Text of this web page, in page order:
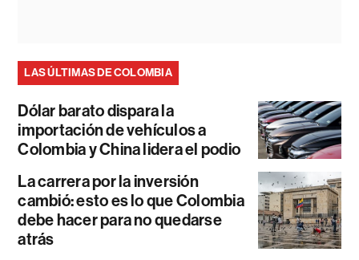
LAS ÚLTIMAS DE COLOMBIA
Dólar barato dispara la
importación de vehículos a
Colombia y China lidera el podio
La carrera por la inversión
cambió: esto es lo que Colombia
debe hacer para no quedarse
atrás